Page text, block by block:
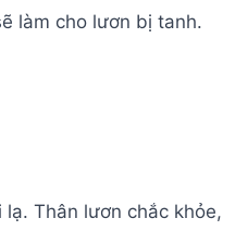
làm cho lươn bị tanh.
Thân lươn chắc khỏe,